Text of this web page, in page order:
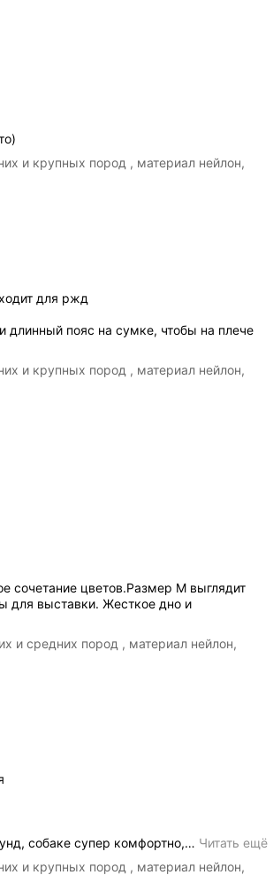
и крупных пород , материал нейлон,
для ржд
длинный пояс на сумке, чтобы на плече
и крупных пород , материал нейлон,
сочетание цветов.Размер М выглядит
для выставки. Жесткое дно и
и средних пород , материал нейлон,
собаке супер комфортно,… Читать ещё
и крупных пород , материал нейлон,